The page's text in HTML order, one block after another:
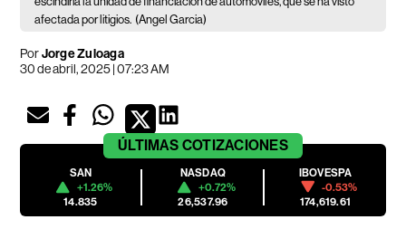
afectada por litigios. (Angel Garcia)
PorJorge Zuloaga
30 de abril, 2025 | 07:23 AM
ÚLTIMAS COTIZACIONES
SAN
+1.26%
14.835
NASDAQ
+0.72%
26,537.96
IBOVESPA
-0.53%
174,619.61